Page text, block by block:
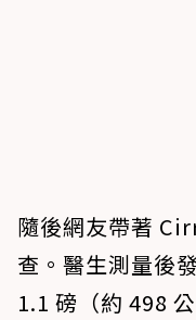
隨後網友帶著
查。醫生測量後
1.1 磅（約 498